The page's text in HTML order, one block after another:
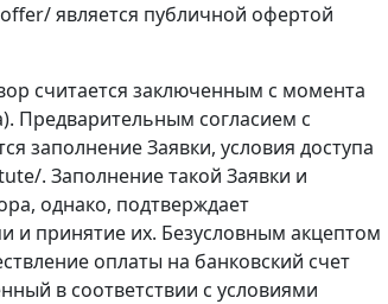
является публичной офертой
считается заключенным с момента
Предварительным согласием с
заполнение Заявки, условия доступа
. Заполнение такой Заявки и
однако, подтверждает
и принятие их. Безусловным акцептом
оплаты на банковский счет
в соответствии с условиями